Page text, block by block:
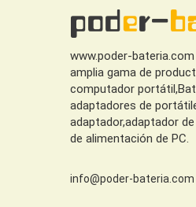
www.poder-
amplia gama de
computador
adaptadores de
adaptador,adaptador
de alimentación de PC.
info@poder-bateria.com